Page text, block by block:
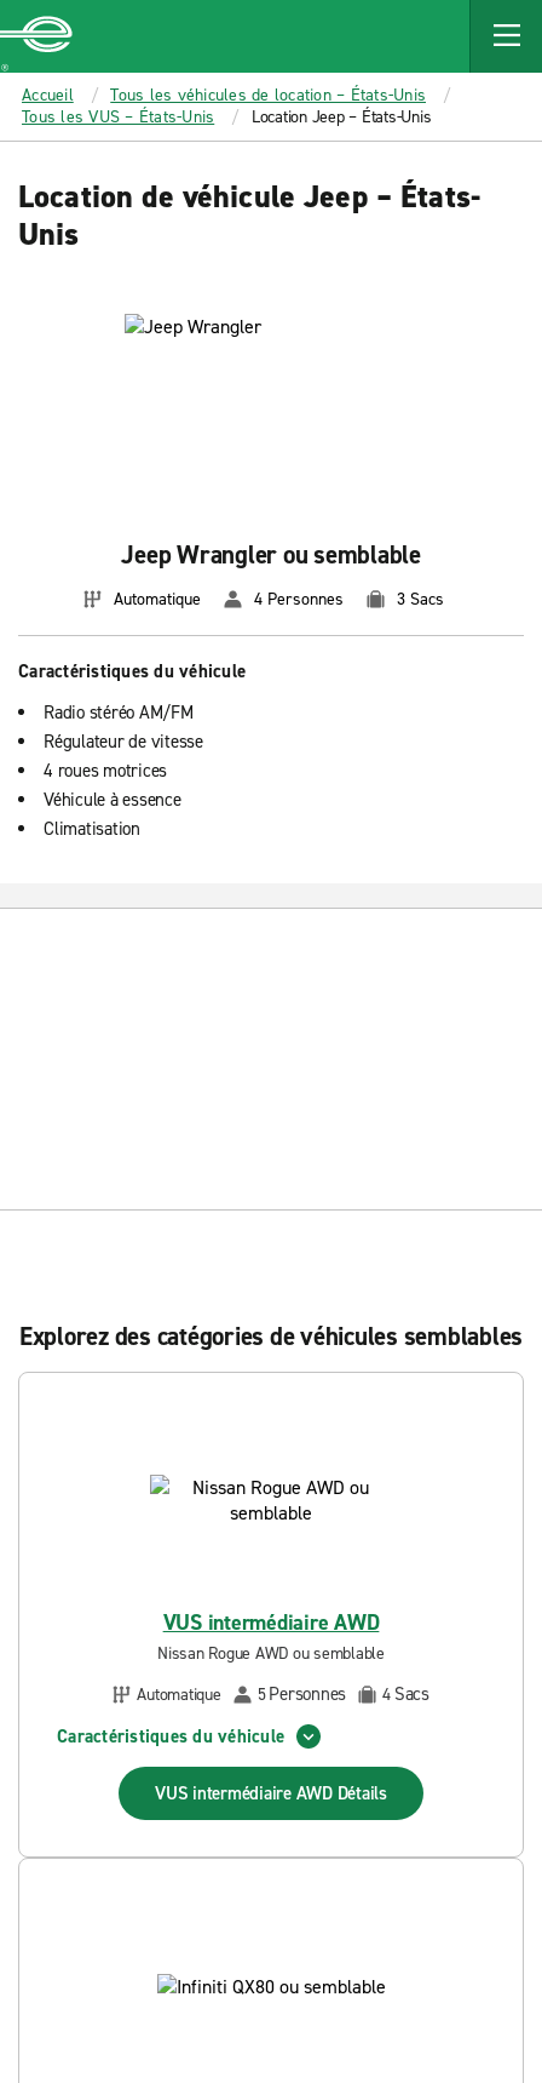
MAIN
CONTENT
Enterprise
Accueil
Tous les véhicules de location – États-Unis
Tous les VUS – États-Unis
Location Jeep – États-Unis
Location de véhicule Jeep – États-
Unis
Jeep Wrangler ou semblable
Automatique 4 Personnes 3 Sacs
Caractéristiques du véhicule
Radio stéréo AM/FM
Régulateur de vitesse
4 roues motrices
Véhicule à essence
Climatisation
Explorez des catégories de véhicules semblables
VUS intermédiaire AWD
Nissan Rogue AWD ou semblable
Automatique
5Personnes 4 Sacs
Caractéristiques du véhicule
VUS intermédiaire AWD Détails